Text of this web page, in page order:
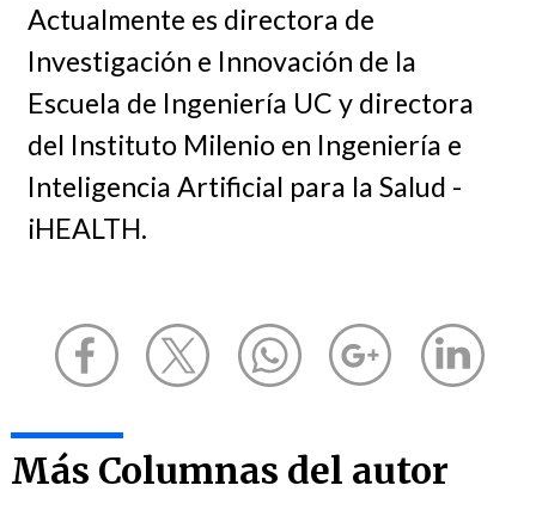
Actualmente es directora de
Investigación e Innovación de la
Escuela de Ingeniería UC y directora
del Instituto Milenio en Ingeniería e
Inteligencia Artificial para la Salud -
iHEALTH.
Más Columnas del autor